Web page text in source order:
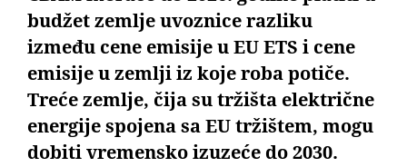
budžet zemlje uvoznice razliku
između cene emisije u EU ETS i cene
emisije u zemlji iz koje roba potiče.
Treće zemlje, čija su tržišta električne
energije spojena sa EU tržištem, mogu
dobiti vremensko izuzeće do 2030.